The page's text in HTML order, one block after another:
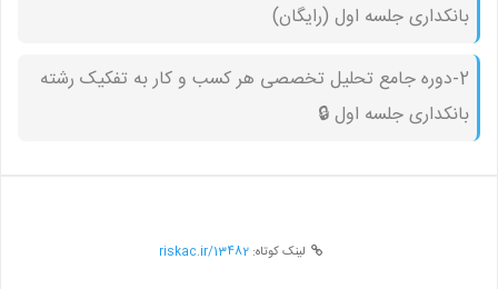
بانکداری جلسه اول (رایگان)
2-دوره جامع تحلیل تخصصی هر کسب و کار به تفکیک رشته
بانکداری جلسه اول 🔒︎
لینک کوتاه: riskac.ir/13482